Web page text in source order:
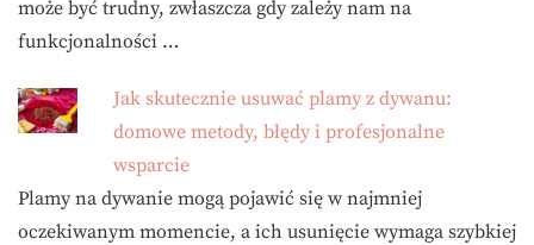
może być trudny, zwłaszcza gdy zależy nam na
funkcjonalności …
Jak skutecznie usuwać plamy z dywanu:
domowe metody, błędy i profesjonalne
wsparcie
Plamy na dywanie mogą pojawić się w najmniej
oczekiwanym momencie, a ich usunięcie wymaga szybkiej